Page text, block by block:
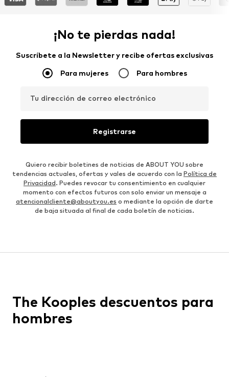
¡No te pierdas nada!
Suscríbete a la Newsletter y recibe ofertas exclusivas
Para mujeres Para hombres
Tu dirección de correo electrónico
Registrarse
Quiero recibir boletines de noticias de ABOUT YOU sobre
tendencias actuales, ofertas y vales de acuerdo con la Política de
Privacidad. Puedes revocar tu consentimiento en cualquier
momento con efectos futuros con solo enviar un mensaje a
atencionalcliente@aboutyou.es o mediante la opción de darte
de baja situada al final de cada boletín de noticias.
The Kooples descuentos para
hombres